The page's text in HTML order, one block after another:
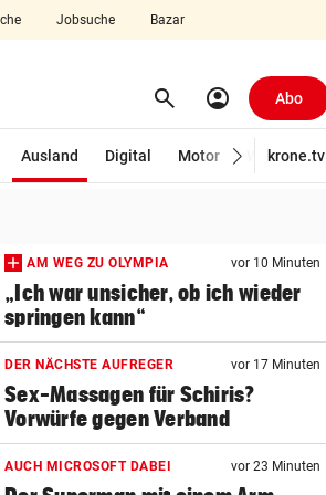
Jobsuche Bazar
search Suchen
account_circle Abo
Ausland
Digital
Motor Wirtschaft
krone.tv
AM WEG ZU OLYMPIA vor 10 Minuten
„Ich war unsicher, ob ich wieder
springen kann“
DER NÄCHSTE AUFREGER vor 17 Minuten
Sex-Massagen für Schiris?
Vorwürfe gegen Verband
AUCH MICROSOFT DABEI vor 23 Minuten